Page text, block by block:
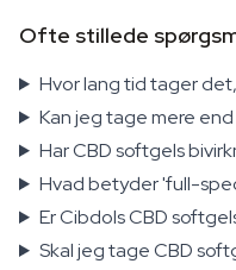
Ofte stillede
Hvor lang tid tager
Kan jeg tage mere
Har CBD softgels
Hvad betyder 'full-
Er Cibdols CBD
Skal jeg tage CBD